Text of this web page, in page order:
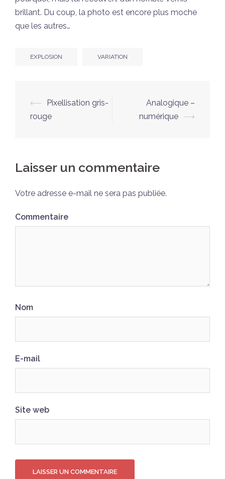
brillant. Du coup, la photo est encore plus moche
que les autres…
EXPLOSION VARIATION
Navigation
d’article
⟵
Pixellisation gris-
rouge
Analogique –
numérique ⟶
Laisser un commentaire
Votre adresse e-mail ne sera pas publiée.
Commentaire
Nom
E-mail
Site web